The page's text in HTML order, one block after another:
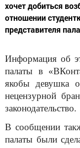
хочет добиться
отношении
представителя
Информация об
палаты в
якобы девушка
нецензурной
законодательство.
В сообщении
палаты были